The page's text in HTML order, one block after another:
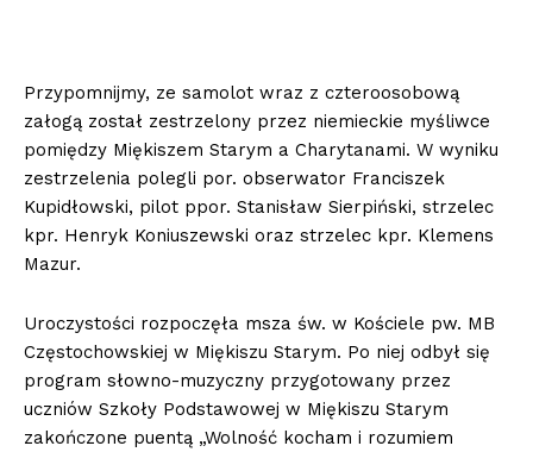
Przypomnijmy, ze samolot wraz z czteroosobową
załogą został zestrzelony przez niemieckie myśliwce
pomiędzy Miękiszem Starym a Charytanami. W wyniku
zestrzelenia polegli por. obserwator Franciszek
Kupidłowski, pilot ppor. Stanisław Sierpiński, strzelec
kpr. Henryk Koniuszewski oraz strzelec kpr. Klemens
Mazur.
Uroczystości rozpoczęła msza św. w Kościele pw. MB
Częstochowskiej w Miękiszu Starym. Po niej odbył się
program słowno-muzyczny przygotowany przez
uczniów Szkoły Podstawowej w Miękiszu Starym
zakończone puentą „Wolność kocham i rozumiem